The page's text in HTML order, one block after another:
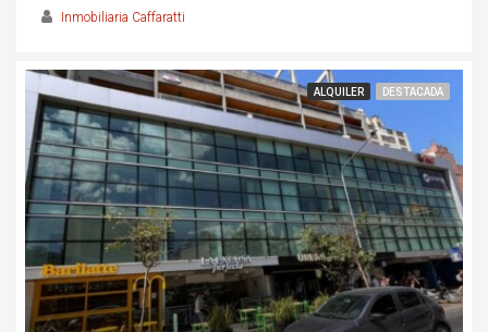
Inmobiliaria Caffaratti
ALQUILER DESTACADA